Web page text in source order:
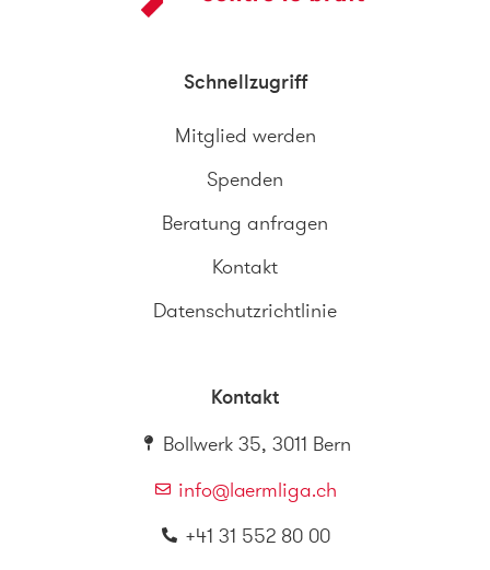
Schnellzugriff
Mitglied werden
Spenden
Beratung anfragen
Kontakt
Datenschutzrichtlinie
Kontakt
Bollwerk 35, 3011 Bern
info@laermliga.ch
+41 31 552 80 00